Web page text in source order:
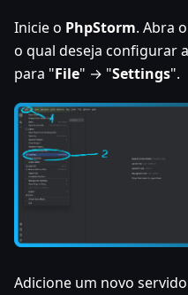
Inicie o PhpStorm. Abra
o qual deseja configurar
para "File" → "Settings".
Adicione um novo